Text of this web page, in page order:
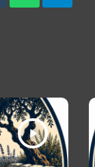
play_arrow